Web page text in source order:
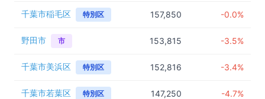
千葉市稲毛区 特別区 157,850 -0.0%
野田市 市 153,815 -3.5%
千葉市美浜区 特別区 152,816 -3.4%
千葉市若葉区 特別区 147,250 -4.7%